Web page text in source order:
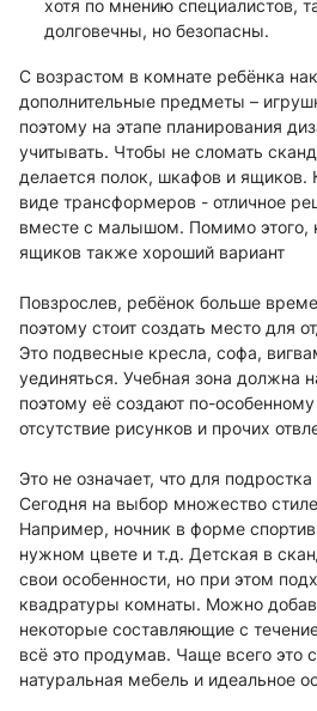
хотя по мнению специалистов,
долговечны, но безопасны.
С возрастом в комнате ребёнка
дополнительные предметы –
поэтому на этапе планирования
учитывать. Чтобы не сломать
делается полок, шкафов и ящиков.
виде трансформеров - отличное
вместе с малышом. Помимо этого,
ящиков также хороший вариант
Повзрослев, ребёнок больше
поэтому стоит создать место для
Это подвесные кресла, софа,
уединяться. Учебная зона должна
поэтому её создают по-
отсутствие рисунков и прочих
Это не означает, что для
Сегодня на выбор множество
Например, ночник в форме
нужном цвете и т.д. Детская в
свои особенности, но при этом
квадратуры комнаты. Можно
некоторые составляющие с
всё это продумав. Чаще всего это
натуральная мебель и идеальное